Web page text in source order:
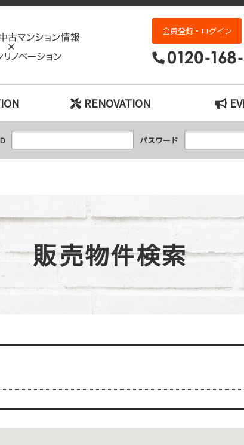
販売物件検索｜神戸市の中古マンション検索
会員登録・ログイン
RENOVATION
パスワード
販売物件検索